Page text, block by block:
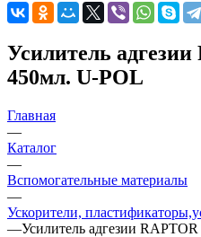
Усилитель адгезии
450мл. U-POL
Главная
—
Каталог
—
Вспомогательные материалы
—
Ускорители,
—Усилитель адгезии